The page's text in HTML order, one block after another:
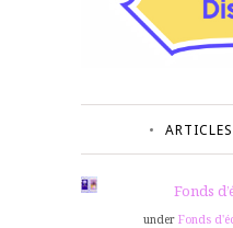
Fonds
under Fonds